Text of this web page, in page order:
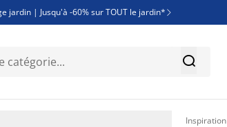
jardin | Jusqu'à -60% sur TOUT le jardin* 
les nouveautés de la collection 
Inspiration